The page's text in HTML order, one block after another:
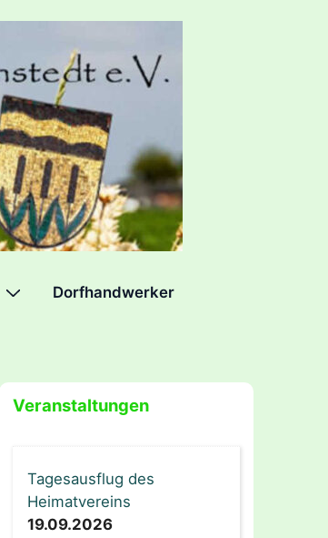
Dorfhandwerker
Veranstaltungen
Tagesausflug des
Heimatvereins
19.09.2026